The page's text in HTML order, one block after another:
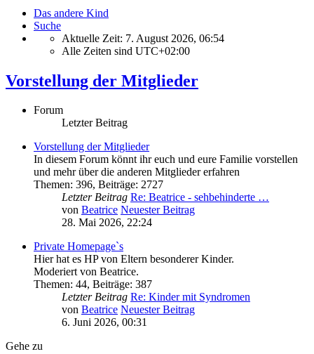
Das andere Kind
Suche
Aktuelle Zeit: 7. August 2026, 06:54
Alle Zeiten sind UTC+02:00
Vorstellung der Mitglieder
Forum
Letzter Beitrag
Vorstellung der Mitglieder
In diesem Forum könnt ihr euch und eure Familie vorstellen
und mehr über die anderen Mitglieder erfahren
Themen: 396, Beiträge: 2727
Letzter Beitrag Re: Beatrice - sehbehinderte …
von Beatrice Neuester Beitrag
28. Mai 2026, 22:24
Private Homepage`s
Hier hat es HP von Eltern besonderer Kinder.
Moderiert von Beatrice.
Themen: 44, Beiträge: 387
Letzter Beitrag Re: Kinder mit Syndromen
von Beatrice Neuester Beitrag
6. Juni 2026, 00:31
Gehe zu